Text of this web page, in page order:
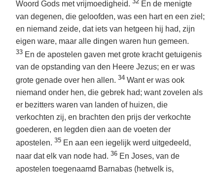
Woord Gods met vrijmoedigheid.
En de menigte
van degenen, die geloofden, was een hart en een ziel;
en niemand zeide, dat iets van hetgeen hij had, zijn
eigen ware, maar alle dingen waren hun gemeen.
33 En de apostelen gaven met grote kracht getuigenis
van de opstanding van den Heere Jezus; en er was
grote genade over hen allen. 34 Want er was ook
niemand onder hen, die gebrek had; want zovelen als
er bezitters waren van landen of huizen, die
verkochten zij, en brachten den prijs der verkochte
goederen, en legden dien aan de voeten der
apostelen. 35 En aan een iegelijk werd uitgedeeld,
naar dat elk van node had. 36 En Joses, van de
apostelen toegenaamd Barnabas (hetwelk is,